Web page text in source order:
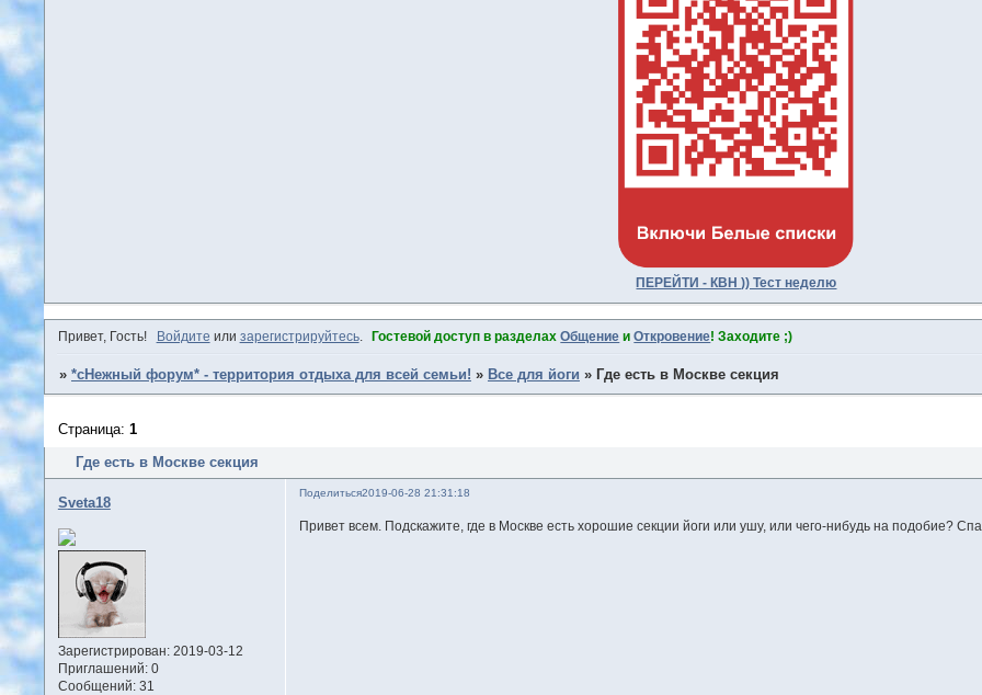
ПЕРЕЙТИ - КВН )) Тест неделю
Привет, Гость! Войдите или зарегистрируйтесь. Гостевой доступ в разделахОбщение иОткровение! Заходите ;)
» *сНежный форум* - территория отдыха для всей семьи! » Все для йоги » Где есть в Москве секция
Где есть в Москве секция
Страница: 1
Поделиться2019-06-28 21:31:18
Sveta18
Зарегистрирован: 2019-03-12
Приглашений:0
Сообщений:31
Привет всем. Подскажите, где в Москве есть хорошие секции йоги или ушу, или чего-нибудь на подобие?